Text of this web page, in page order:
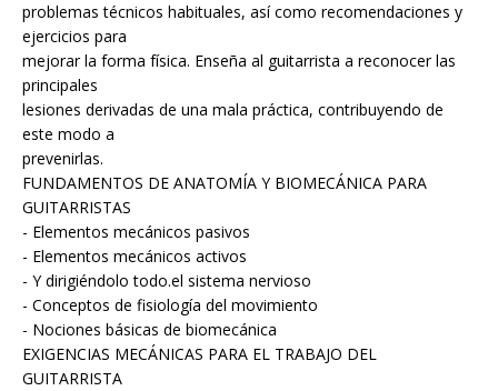
problemas técnicos habituales, así como recomendaciones y
ejercicios para
mejorar la forma física. Enseña al guitarrista a reconocer las
principales
lesiones derivadas de una mala práctica, contribuyendo de
este modo a
prevenirlas.
FUNDAMENTOS DE ANATOMÍA Y BIOMECÁNICA PARA
GUITARRISTAS
- Elementos mecánicos pasivos
- Elementos mecánicos activos
- Y dirigiéndolo todo.el sistema nervioso
- Conceptos de fisiología del movimiento
- Nociones básicas de biomecánica
EXIGENCIAS MECÁNICAS PARA EL TRABAJO DEL
GUITARRISTA